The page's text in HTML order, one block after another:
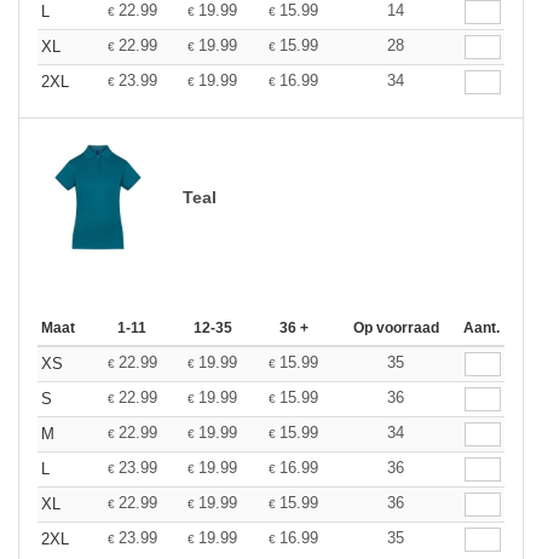
L
€ 22.99 € 19.99 € 15.99
14
XL
€ 22.99 € 19.99 € 15.99
28
2XL
€ 23.99 € 19.99 € 16.99 34
Teal
Maat 1-11 12-35 36 + Op voorraad Aant.
XS € 22.99 € 19.99 € 15.99
35
S
€ 22.99 € 19.99 € 15.99
36
M
€ 22.99 € 19.99 € 15.99
34
L
€ 23.99 € 19.99 € 16.99
36
XL
€ 22.99 € 19.99 € 15.99
36
2XL
€ 23.99 € 19.99 € 16.99 35